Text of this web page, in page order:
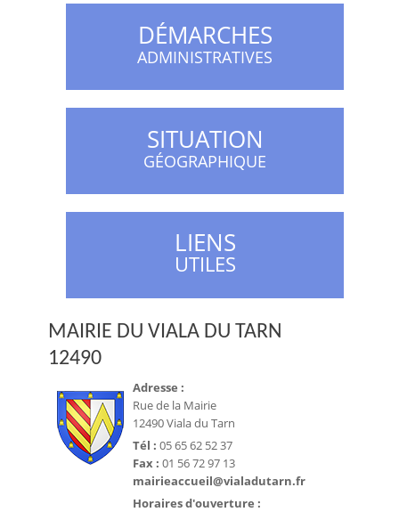
DÉMARCHES
ADMINISTRATIVES
SITUATION
GÉOGRAPHIQUE
LIENS
UTILES
MAIRIE DU VIALA DU TARN
12490
Adresse :
Rue de la Mairie
12490 Viala du Tarn
Tél : 05 65 62 52 37
Fax : 01 56 72 97 13
mairieaccueil@vialadutarn.fr
Horaires d'ouverture :